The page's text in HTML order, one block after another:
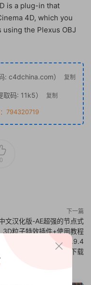
is a plug-in that
4D, which you
the Plexus OBJ
: c4dchina.com） 复制
取码: 11k5） 复制
794320719
0
下一篇
文汉化版-AE超强的节点式
3D粒子特效插件+使用教程
Stardust V0.9.4
免费下载